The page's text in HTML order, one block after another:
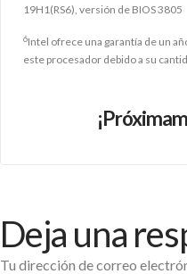
19H1(RS6), versión de BIOS 3805
6Intel ofrece una garantía de un
este procesador debido a su
Deja una
Tu dirección de correo